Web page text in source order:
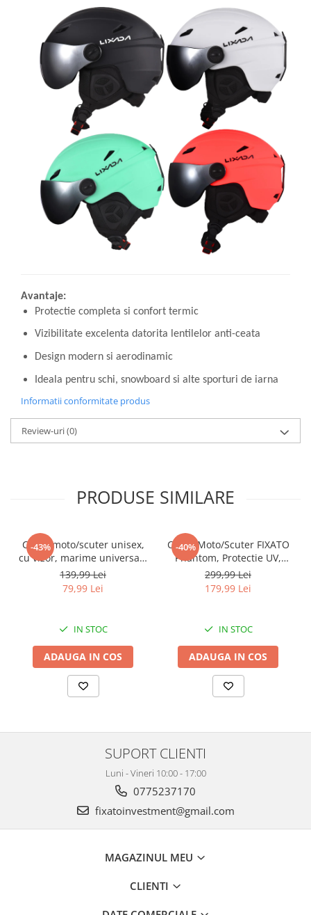
Avantaje:
Protectie completa si confort termic
Vizibilitate excelenta datorita lentilelor anti-ceata
Design modern si aerodinamic
Ideala pentru schi, snowboard si alte sporturi de iarna
Informatii conformitate produs
Review-uri(0)
PRODUSE SIMILARE
-43%
Casca moto/scuter unisex,
cu vizor, marime universala
55-60cm, gri, FIXATO
139,99 Lei
79,99 Lei
IN STOC
ADAUGA IN COS
-40%
Casca Moto/Scuter FIXATO
Phantom, Protectie UV,
Viziera Dubla, Ventilatie
buna si permeabilitate la
aer, Marime universala 59-
299,99 Lei
179,99 Lei
IN STOC
ADAUGA IN COS
SUPORT CLIENTI
Luni - Vineri 10:00 - 17:00
0775237170
fixatoinvestment@gmail.com
MAGAZINUL MEU
CLIENTI